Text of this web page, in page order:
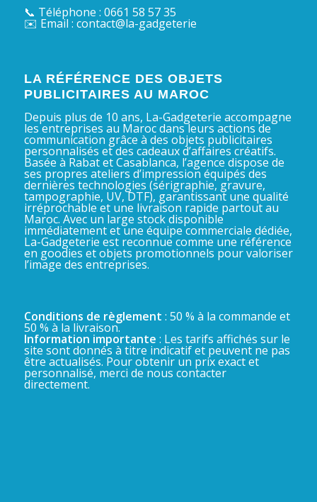
📞 Téléphone : 0661 58 57 35
✉️ Email : contact@la-gadgeterie
LA RÉFÉRENCE DES OBJETS
PUBLICITAIRES AU MAROC
Depuis plus de 10 ans, La-Gadgeterie accompagne
les entreprises au Maroc dans leurs actions de
communication grâce à des objets publicitaires
personnalisés et des cadeaux d’affaires créatifs.
Basée à Rabat et Casablanca, l’agence dispose de
ses propres ateliers d’impression équipés des
dernières technologies (sérigraphie, gravure,
tampographie, UV, DTF), garantissant une qualité
irréprochable et une livraison rapide partout au
Maroc. Avec un large stock disponible
immédiatement et une équipe commerciale dédiée,
La-Gadgeterie est reconnue comme une référence
en goodies et objets promotionnels pour valoriser
l’image des entreprises.
Conditions de règlement : 50 % à la commande et
50 % à la livraison.
Information importante : Les tarifs affichés sur le
site sont donnés à titre indicatif et peuvent ne pas
être actualisés. Pour obtenir un prix exact et
personnalisé, merci de nous contacter
directement.